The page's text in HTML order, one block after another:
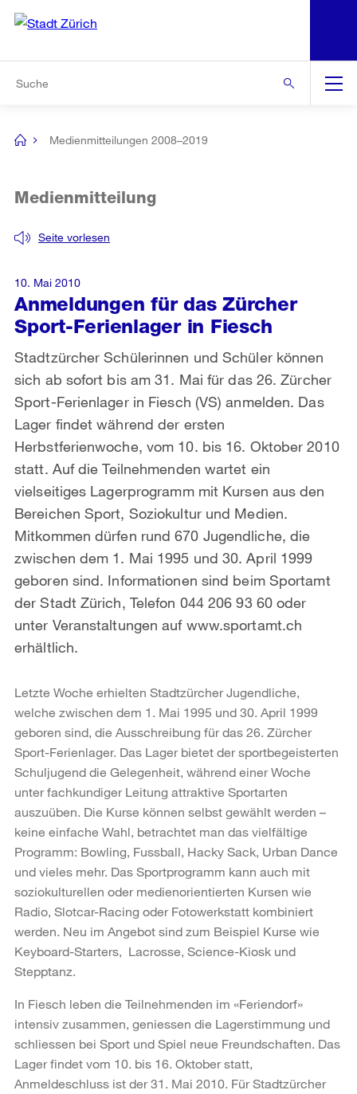
Navigation
[no
Medienmitteilungen 2008–2019
Anmeldungen für das Zürcher
Sport-Ferienlager in Fiesch
Seite vorlesen
Medienmitteilung
Stadtzürcher Schülerinnen und Schüler können
sich ab sofort bis am 31. Mai für das 26. Zürcher
Sport-Ferienlager in Fiesch (VS) anmelden. Das
Lager findet während der ersten
Herbstferienwoche, vom 10. bis 16. Oktober 2010
statt. Auf die Teilnehmenden wartet ein
vielseitiges Lagerprogramm mit Kursen aus den
Bereichen Sport, Soziokultur und Medien.
Mitkommen dürfen rund 670 Jugendliche, die
zwischen dem 1. Mai 1995 und 30. April 1999
geboren sind. Informationen sind beim Sportamt
der Stadt Zürich, Telefon 044 206 93 60 oder
unter Veranstaltungen auf www.sportamt.ch
erhältlich.
10. Mai 2010
Letzte Woche erhielten Stadtzürcher Jugendliche,
welche zwischen dem 1. Mai 1995 und 30. April 1999
geboren sind, die Ausschreibung für das 26. Zürcher
Sport-Ferienlager. Das Lager bietet der sportbegeisterten
Schuljugend die Gelegenheit, während einer Woche
unter fachkundiger Leitung attraktive Sportarten
auszuüben. Die Kurse können selbst gewählt werden –
keine einfache Wahl, betrachtet man das vielfältige
Programm: Bowling, Fussball, Hacky Sack, Urban Dance
und vieles mehr. Das Sportprogramm kann auch mit
soziokulturellen oder medienorientierten Kursen wie
Radio, Slotcar-Racing oder Fotowerkstatt kombiniert
werden. Neu im Angebot sind zum Beispiel Kurse wie
Keyboard-Starters,
Lacrosse, Science-Kiosk und
Stepptanz.
In Fiesch leben die Teilnehmenden im «Feriendorf»
intensiv zusammen, geniessen die Lagerstimmung und
schliessen bei Sport und Spiel neue Freundschaften. Das
Lager findet vom 10. bis 16. Oktober statt,
Anmeldeschluss ist der 31. Mai 2010. Für Stadtzürcher